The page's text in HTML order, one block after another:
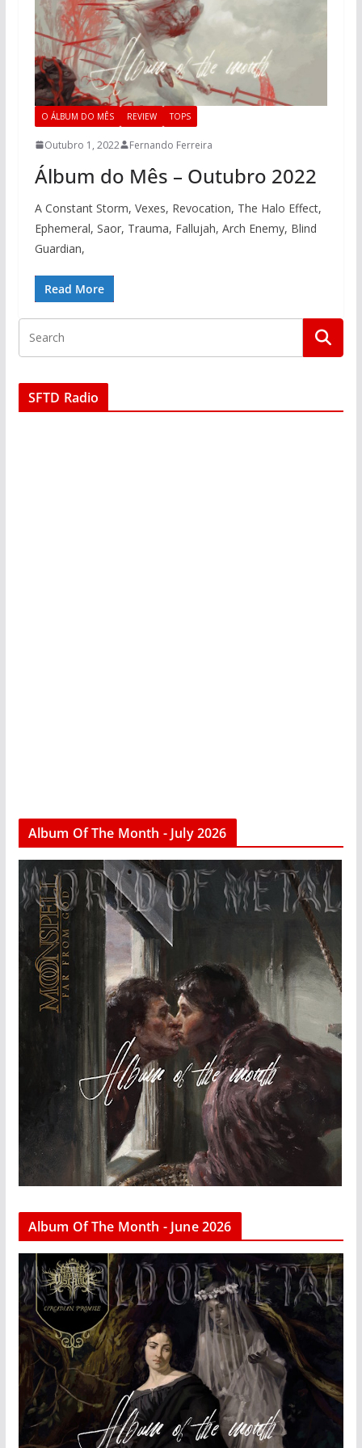
O ÁLBUM DO MÊS REVIEW TOPS
Outubro 1, 2022 Fernando Ferreira
Álbum do Mês – Outubro 2022
A Constant Storm, Vexes, Revocation, The Halo Effect,
Ephemeral, Saor, Trauma, Fallujah, Arch Enemy, Blind
Guardian,
Read More
SFTD Radio
Album Of The Month - July 2026
Album Of The Month - June 2026